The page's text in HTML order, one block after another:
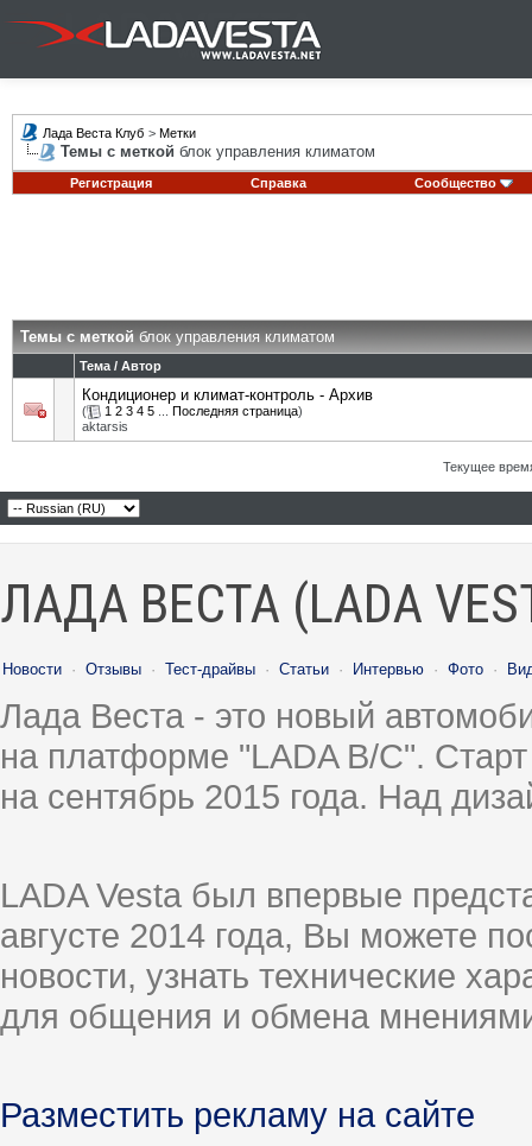
Лада Веста Клуб > Метки
Темы с меткой блок управления климатом
Регистрация Справка Сообщество
Темы с меткойблок управления климатом
Тема / Автор
Кондиционер и климат-контроль - Архив
( 1 2 3 4 5 Последняя страница)
aktarsis
Текущее
ЛАДА ВЕСТА (LADA
Новости · Отзывы · Тест-драйвы · Статьи · Интервью · Фото ·
Лада Веста - это новый
на платформе "LADA B/C".
на сентябрь 2015 года. Над
LADA Vesta был впервые
августе 2014 года, Вы можете
новости, узнать технические
для общения и обмена
Разместить рекламу на сайте